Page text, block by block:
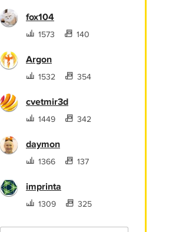
fox104
1573 140
Argon
1532 354
cvetmir3d
1449 342
daymon
1366 137
imprinta
1309 325